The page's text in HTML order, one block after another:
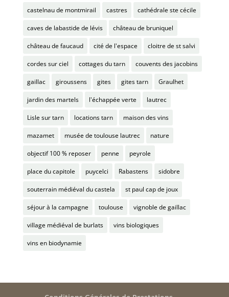
castelnau de montmirail castres cathédrale ste cécile
caves de labastide de lévis château de bruniquel
château de faucaud cité de l'espace cloitre de st salvi
cordes sur ciel cottages du tarn couvents des jacobins
gaillac giroussens gites gites tarn Graulhet
jardin des martels l'échappée verte lautrec
Lisle sur tarn locations tarn maison des vins
mazamet musée de toulouse lautrec nature
objectif 100 % reposer penne peyrole
place du capitole puycelci Rabastens sidobre
souterrain médiéval du castela st paul cap de joux
séjour à la campagne toulouse vignoble de gaillac
village médiéval de burlats vins biologiques
vins en biodynamie